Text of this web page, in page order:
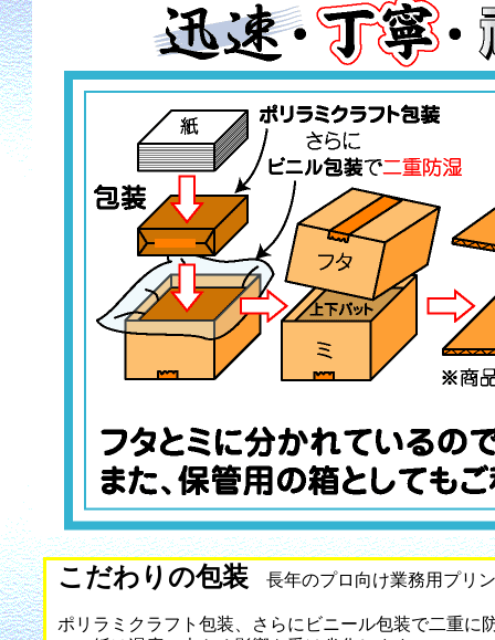
こだわりの包装 長年のプロ向け業務用プリ
ポリラミクラフト包装、さらにビニール包装で二重に